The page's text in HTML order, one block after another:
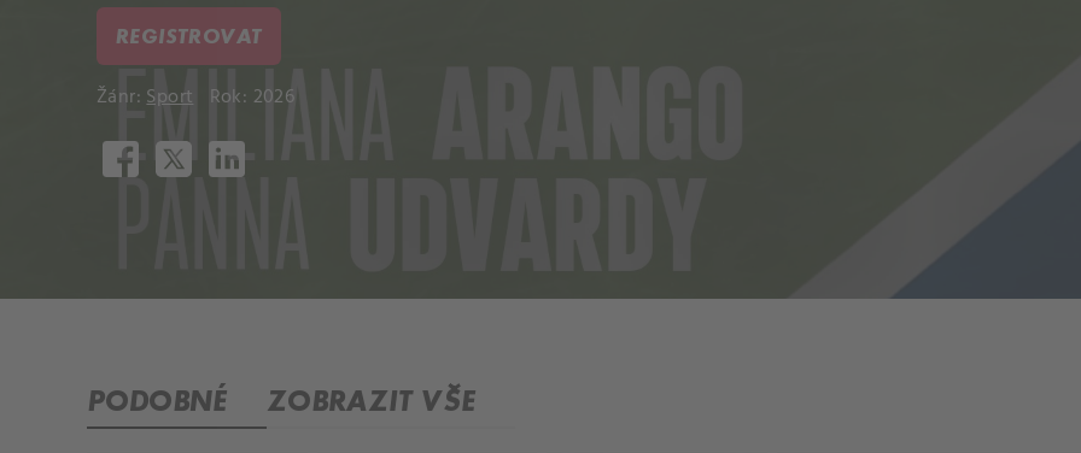
REGISTROVAT
Žánr:Sport Rok: 2026
PODOBNÉ ZOBRAZIT VŠE